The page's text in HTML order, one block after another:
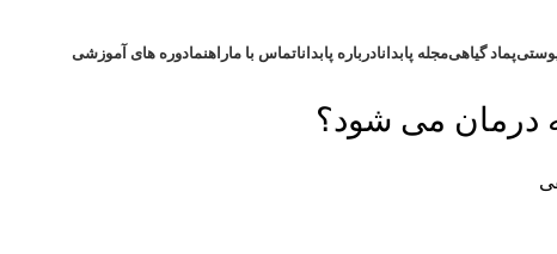
پماد گیاهیمجله پابدانادرباره پابداناتماس با ماراهنمادوره های آموزشی
درمان می شود؟